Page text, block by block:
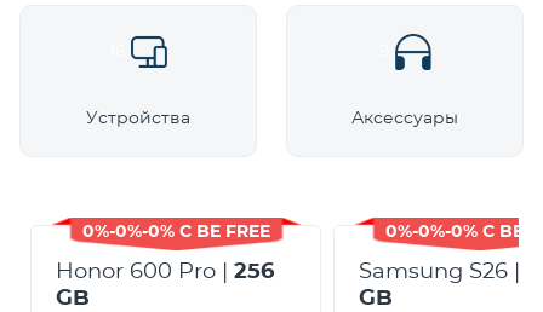
Устройства Аксессуары
0%-0%-0% С BE FREE
Honor 600 Pro | 256
GB
0%-0%-0% С BE
Samsung S26 |
GB